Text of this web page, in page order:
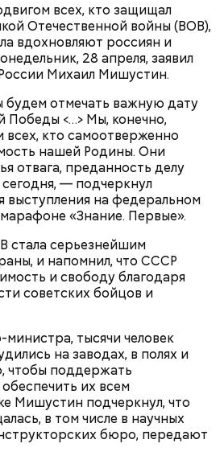
всех, кто защищал
Отечественной войны (ВОВ),
вдохновляют россиян и
28 апреля, заявил
Михаил Мишустин.
отмечать важную дату
Победы <…> Мы, конечно,
всех, кто самоотверженно
нашей Родины. Они
отвага, преданность делу
— подчеркнул
на федеральном
«Знание. Первые».
стала серьезнейшим
и напомнил, что СССР
и свободу благодаря
советских бойцов и
тысячи человек
на заводах, в полях и
чтобы поддержать
их всем
Мишустин подчеркнул, что
в том числе в научных
бюро, передают
много сахара, который
С одной стороны — это
энергию. Но важно
Терапевт Кондрахин назвал
продукты и напитки, которые
выводят токсины из организма
врача, лучше не есть:
Чистит сосуды и защищает от